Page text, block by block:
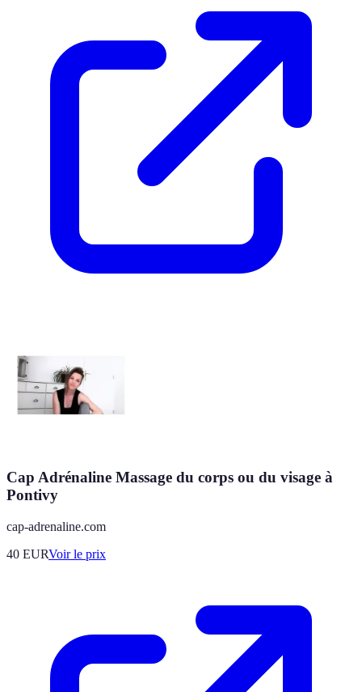
Cap Adrénaline Massage du corps ou du visage à
Pontivy
cap-adrenaline.com
40 EURVoir le prix